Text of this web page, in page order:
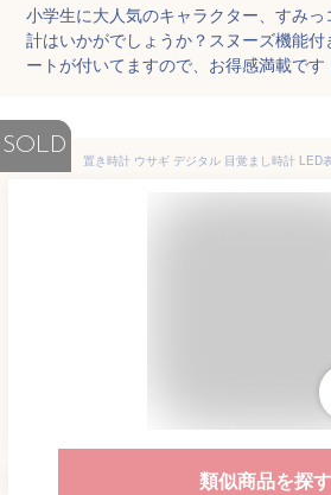
小学生に大人気のキャラクター、すみ
計はいかがでしょうか？スヌーズ機能
ートが付いてますので、お得感満載です
SOLD
類似商品を探す